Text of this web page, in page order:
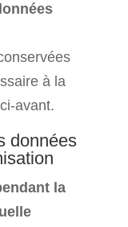
à la
avant.
données
la